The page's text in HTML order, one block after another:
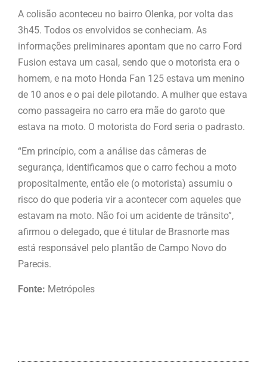
A colisão aconteceu no bairro Olenka, por volta das
3h45. Todos os envolvidos se conheciam. As
informações preliminares apontam que no carro Ford
Fusion estava um casal, sendo que o motorista era o
homem, e na moto Honda Fan 125 estava um menino
de 10 anos e o pai dele pilotando. A mulher que estava
como passageira no carro era mãe do garoto que
estava na moto. O motorista do Ford seria o padrasto.
“Em princípio, com a análise das câmeras de
segurança, identificamos que o carro fechou a moto
propositalmente, então ele (o motorista) assumiu o
risco do que poderia vir a acontecer com aqueles que
estavam na moto. Não foi um acidente de trânsito”,
afirmou o delegado, que é titular de Brasnorte mas
está responsável pelo plantão de Campo Novo do
Parecis.
Fonte: Metrópoles